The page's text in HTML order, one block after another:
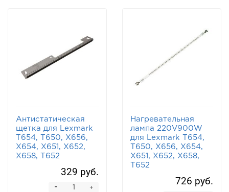
Антистатическая
щетка для Lexmark
T654, T650, X656,
X654, X651, X652,
X658, T652
329 руб.
+
-
Нагревательная
лампа 220V900W
для Lexmark T654,
T650, X656, X654,
X651, X652, X658,
T652
726 руб.